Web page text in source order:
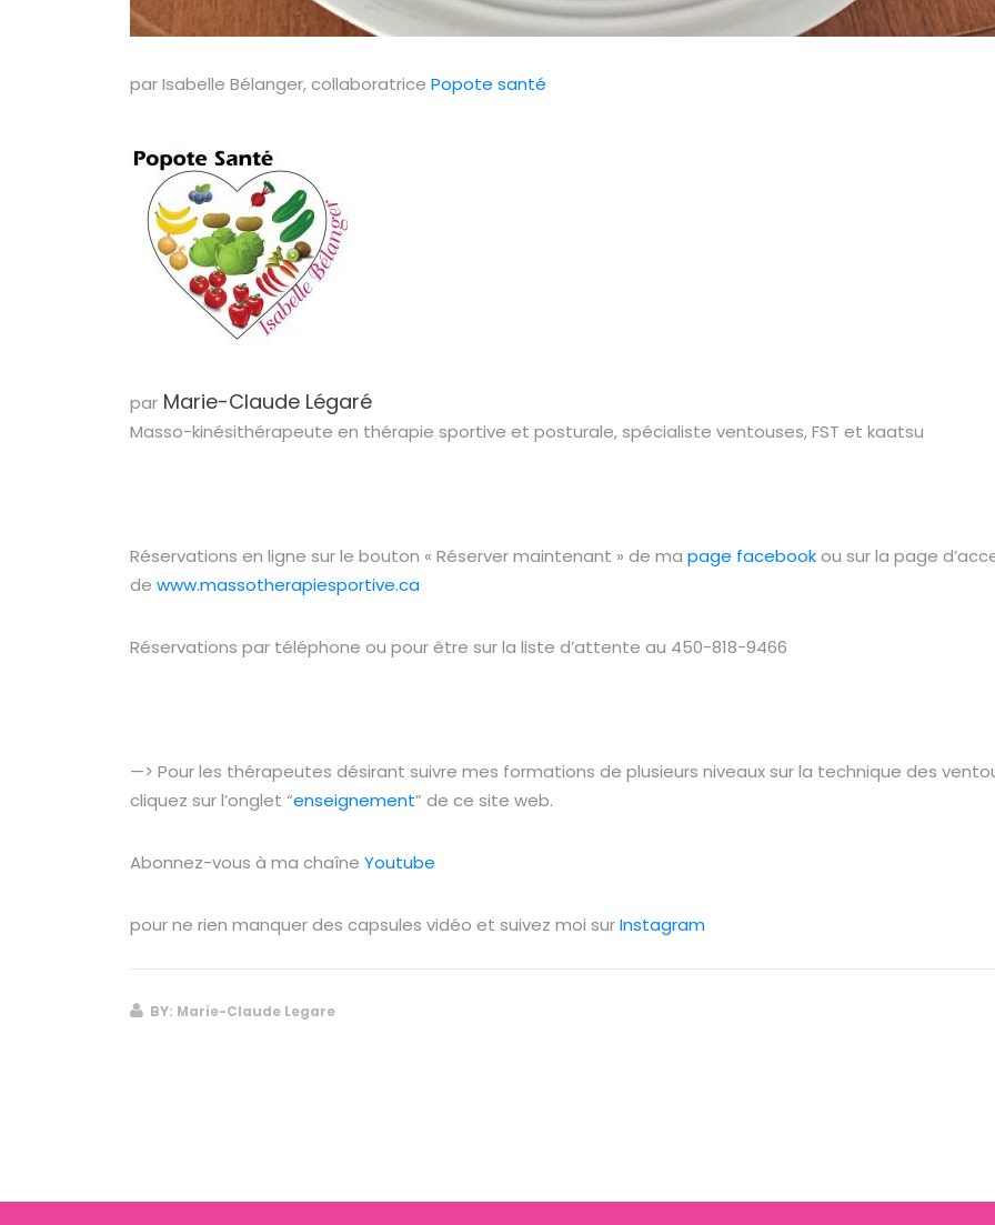
par Isabelle Bélanger, collaboratrice Popote santé
par Marie-Claude Légaré
Masso-kinésithérapeute en thérapie sportive et posturale, spécialiste ventouses, FST et kaatsu
Réservations en ligne sur le bouton « Réserver maintenant » de ma page facebookou sur la page
de www.massotherapiesportive.ca
Réservations par téléphone ou pour être sur la liste d’attente au 450-818-9466
—> Pour les thérapeutes désirant suivre mes formations de plusieurs niveaux sur la technique des
cliquez sur l’onglet “enseignement” de ce site web.
Abonnez-vous à ma chaîne Youtube
pour ne rien manquer des capsules vidéo et suivez moi surInstagram
BY: Marie-Claude Legare